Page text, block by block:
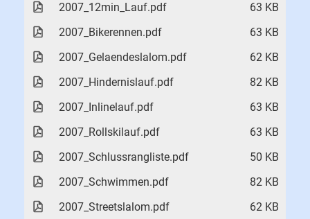
2007_12min_Lauf.pdf
63 KB
2007_Bikerennen.pdf
63 KB
2007_Gelaendeslalom.pdf
62 KB
2007_Hindernislauf.pdf
82 KB
2007_Inlinelauf.pdf
63 KB
2007_Rollskilauf.pdf
63 KB
2007_Schlussrangliste.pdf
50 KB
2007_Schwimmen.pdf
82 KB
2007_Streetslalom.pdf
62 KB